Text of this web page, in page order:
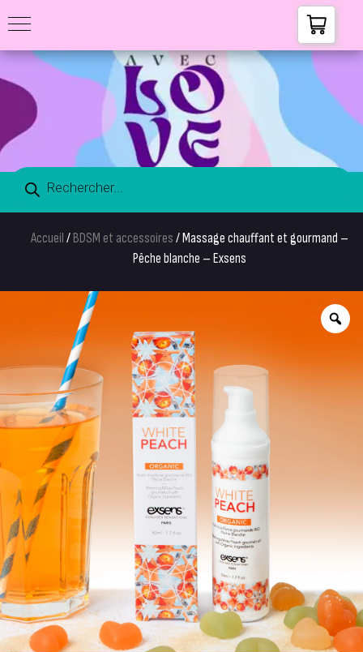
Accueil / BDSM et accessoires / Massage chauffant et gourmand –
Pêche blanche – Exsens